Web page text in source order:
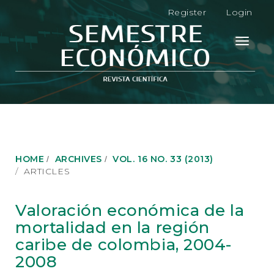
g
n
M
n
C
n
t
Register Login
Toggle
HOME ARCHIVES
VOL. 16 NO. 33 (2013)
ARTICLES
Valoración económica de la
mortalidad en la región
caribe de colombia, 2004-
2008